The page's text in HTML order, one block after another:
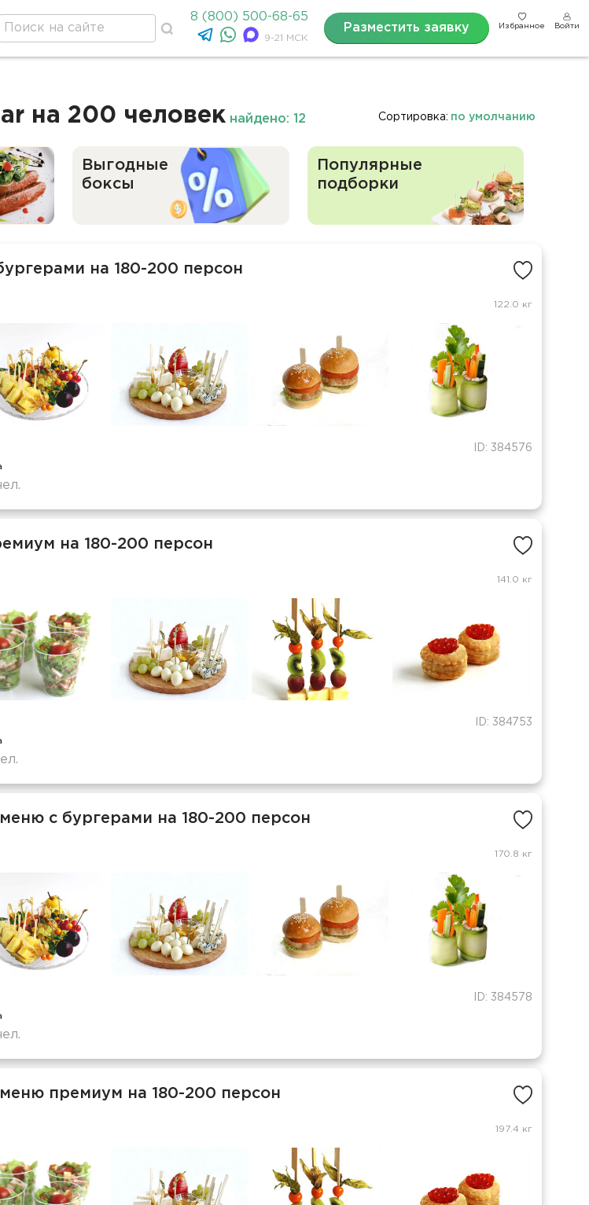
8 (800) 500-68-65
9-21 МСК
Разместить заявку Избранное Войти
на 200 человек найдено: 12 Сортировка: по умолчанию
Выгодные
боксы
Популярные
подборки
на 180-200 персон
122.0 кг
ID: 384576
на 180-200 персон
141.0 кг
ID: 384753
с бургерами на 180-200 персон
170.8 кг
ID: 384578
премиум на 180-200 персон
197.4 кг